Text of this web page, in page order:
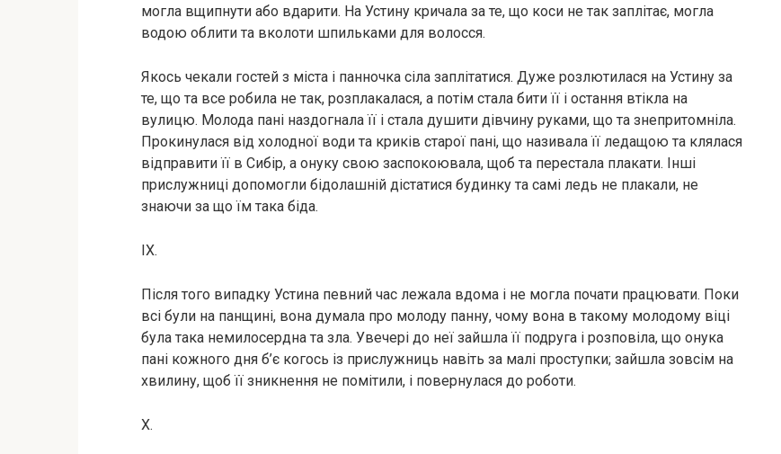
могла вщипнути або вдарити. На Устину кричала за те, що коси не так заплітає, могла
водою облити та вколоти шпильками для волосся.
Якось чекали гостей з міста і панночка сіла заплітатися. Дуже розлютилася на Устину за
те, що та все робила не так, розплакалася, а потім стала бити її і остання втікла на
вулицю. Молода пані наздогнала її і стала душити дівчину руками, що та знепритомніла.
Прокинулася від холодної води та криків старої пані, що називала її ледащою та клялася
відправити її в Сибір, а онуку свою заспокоювала, щоб та перестала плакати. Інші
прислужниці допомогли бідолашній дістатися будинку та самі ледь не плакали, не
знаючи за що їм така біда.
IX.
Після того випадку Устина певний час лежала вдома і не могла почати працювати. Поки
всі були на панщині, вона думала про молоду панну, чому вона в такому молодому віці
була така немилосердна та зла. Увечері до неї зайшла її подруга і розповіла, що онука
пані кожного дня б’є когось із прислужниць навіть за малі проступки; зайшла зовсім на
хвилину, щоб її зникнення не помітили, і повернулася до роботи.
X.